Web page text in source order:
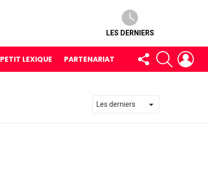
LES DERNIERS
PETIT LEXIQUE PARTENARIAT
FOLLOW
US